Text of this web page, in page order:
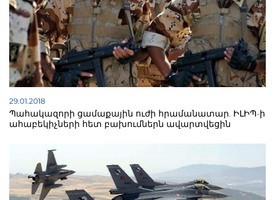
29.01.2018
Պահակազորի ցամաքային ուժի հրամանատար. ԻԼԻՊ-ի
ահաբեկիչների հետ բախումներն ավարտվեցին